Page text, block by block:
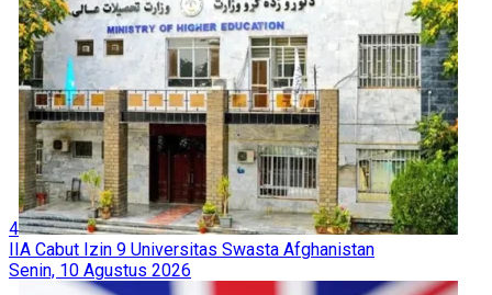
4
IIA Cabut Izin 9 Universitas Swasta Afghanistan
Senin, 10 Agustus 2026